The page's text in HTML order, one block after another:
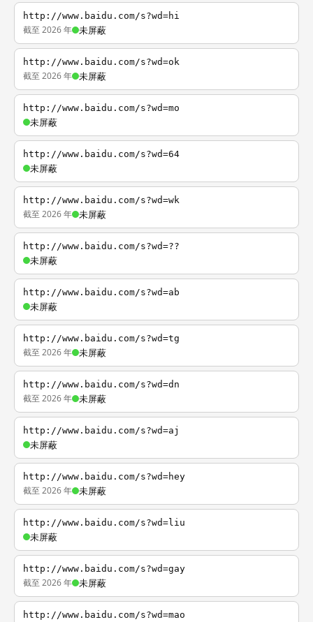
http://www.baidu.com/s?wd=hi
截至 2026 年 未屏蔽
http://www.baidu.com/s?wd=ok
截至 2026 年 未屏蔽
http://www.baidu.com/s?wd=mo
未屏蔽
http://www.baidu.com/s?wd=64
未屏蔽
http://www.baidu.com/s?wd=wk
截至 2026 年 未屏蔽
http://www.baidu.com/s?wd=??
未屏蔽
http://www.baidu.com/s?wd=ab
未屏蔽
http://www.baidu.com/s?wd=tg
截至 2026 年 未屏蔽
http://www.baidu.com/s?wd=dn
截至 2026 年 未屏蔽
http://www.baidu.com/s?wd=aj
未屏蔽
http://www.baidu.com/s?wd=hey
截至 2026 年 未屏蔽
http://www.baidu.com/s?wd=liu
未屏蔽
http://www.baidu.com/s?wd=gay
截至 2026 年 未屏蔽
http://www.baidu.com/s?wd=mao